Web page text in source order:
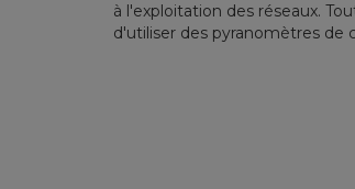
à l'exploitation des réseaux.
d'utiliser des pyranomètres de